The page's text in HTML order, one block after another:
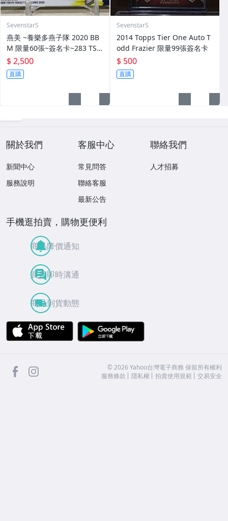
SevenstarS
燕美 ~養樂多燕子隊 2020 BB
M 限量60張~簽名卡~283 TSU
BAMI~最強吉祥物 燕九郎妹妹
$ 2,500
直購
SevenstarS
2014 Topps Tier One Auto T
odd Frazier 限量99張簽名卡
$ 500
直購
關於我們
新聞中心
服務說明
客服中心
常見問答
聯絡客服
最新公告
聯絡我們
人才招募
手機逛拍賣，購物更便利
商品降價通知
買賣即時溝通
商品到貨動態
APP Store
facebook ©2026 Yahoo台灣電子商務 保留所有權利
服務條款
隱私權 拍賣使用規範 交易安全